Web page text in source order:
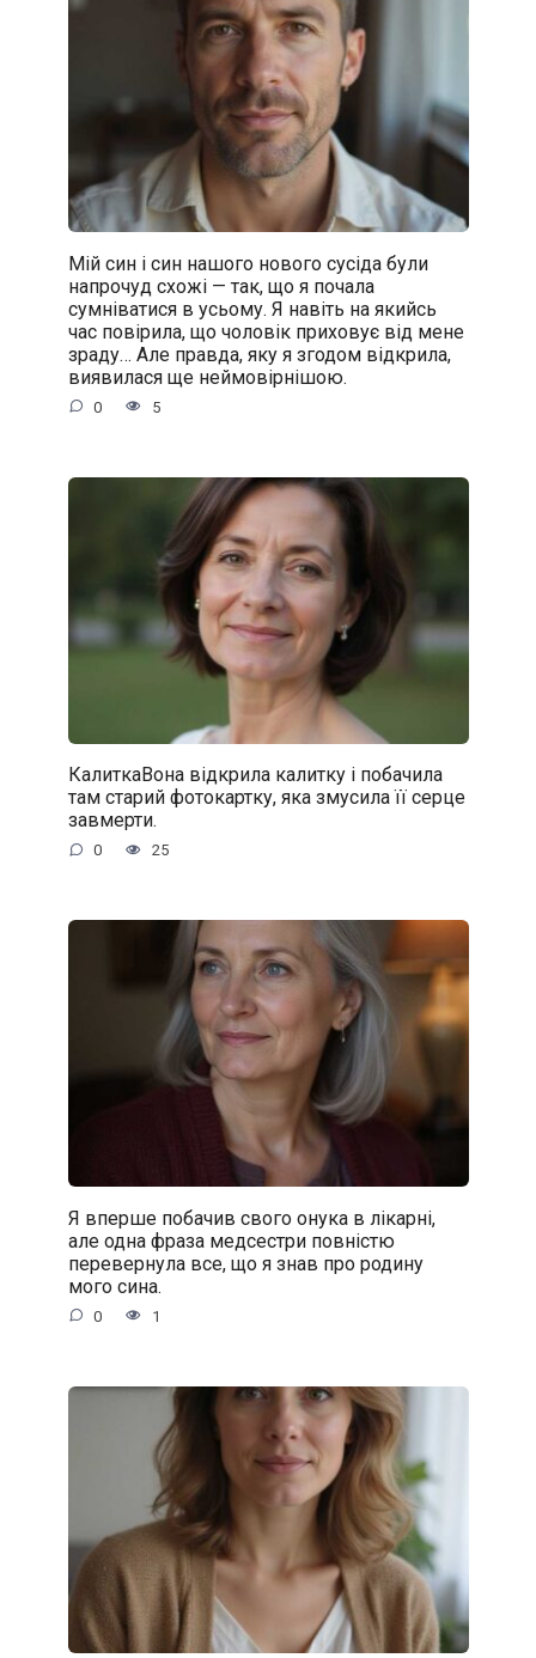
Мій син і син нашого нового сусіда були
напрочуд схожі — так, що я почала
сумніватися в усьому. Я навіть на якийсь
час повірила, що чоловік приховує від мене
зраду… Але правда, яку я згодом відкрила,
виявилася ще неймовірнішою.
0 5
КалиткаВона відкрила калитку і побачила
там старий фотокартку, яка змусила її серце
завмерти.
0 25
Я вперше побачив свого онука в лікарні,
але одна фраза медсестри повністю
перевернула все, що я знав про родину
мого сина.
0 1